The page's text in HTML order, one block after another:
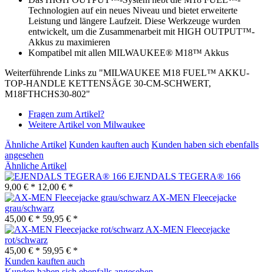
Technologien auf ein neues Niveau und bietet erweiterte
Leistung und längere Laufzeit. Diese Werkzeuge wurden
entwickelt, um die Zusammenarbeit mit HIGH OUTPUT™-
Akkus zu maximieren
Kompatibel mit allen MILWAUKEE® M18™ Akkus
Weiterführende Links zu "MILWAUKEE M18 FUEL™ AKKU-
TOP-HANDLE KETTENSÄGE 30-CM-SCHWERT,
M18FTHCHS30-802"
Fragen zum Artikel?
Weitere Artikel von Milwaukee
Ähnliche Artikel Kunden kauften auch Kunden haben sich ebenfalls
angesehen
Ähnliche Artikel
EJENDALS TEGERA® 166
9,00 € * 12,00 € *
AX-MEN Fleecejacke
grau/schwarz
45,00 € * 59,95 € *
AX-MEN Fleecejacke
rot/schwarz
45,00 € * 59,95 € *
Kunden kauften auch